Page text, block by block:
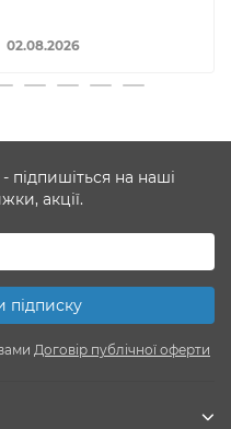
02.08.2026
підпишіться на наші
акції.
Договір публічної оферти